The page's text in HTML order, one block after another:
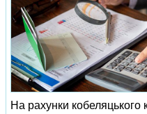
На рахунки кобеляцького